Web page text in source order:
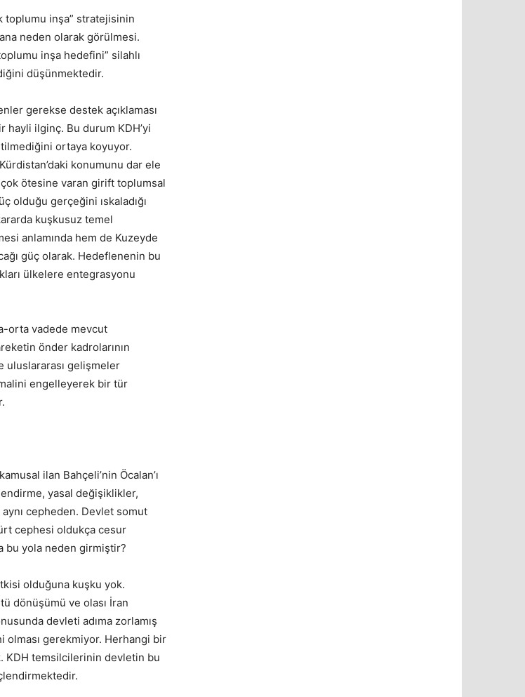
toplumu inşa” stratejisinin
neden olarak görülmesi.
inşa hedefini” silahlı
düşünmektedir.
gerekse destek açıklaması
hayli ilginç. Bu durum KDH’yi
ortaya koyuyor.
konumunu dar ele
ötesine varan girift toplumsal
olduğu gerçeğini ıskaladığı
kuşkusuz temel
anlamında hem de Kuzeyde
güç olarak. Hedeflenenin bu
ülkelere entegrasyonu
orta vadede mevcut
önder kadrolarının
uluslararası gelişmeler
engelleyerek bir tür
ilan Bahçeli’nin Öcalan’ı
yasal değişiklikler,
cepheden. Devlet somut
cephesi oldukça cesur
bu yola neden girmiştir?
olduğuna kuşku yok.
dönüşümü ve olası İran
devleti adıma zorlamış
olması gerekmiyor. Herhangi bir
KDH temsilcilerinin devletin bu